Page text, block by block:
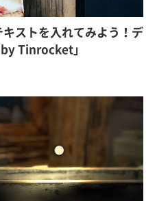
ストを入れてみよう！デ
Tinrocket」